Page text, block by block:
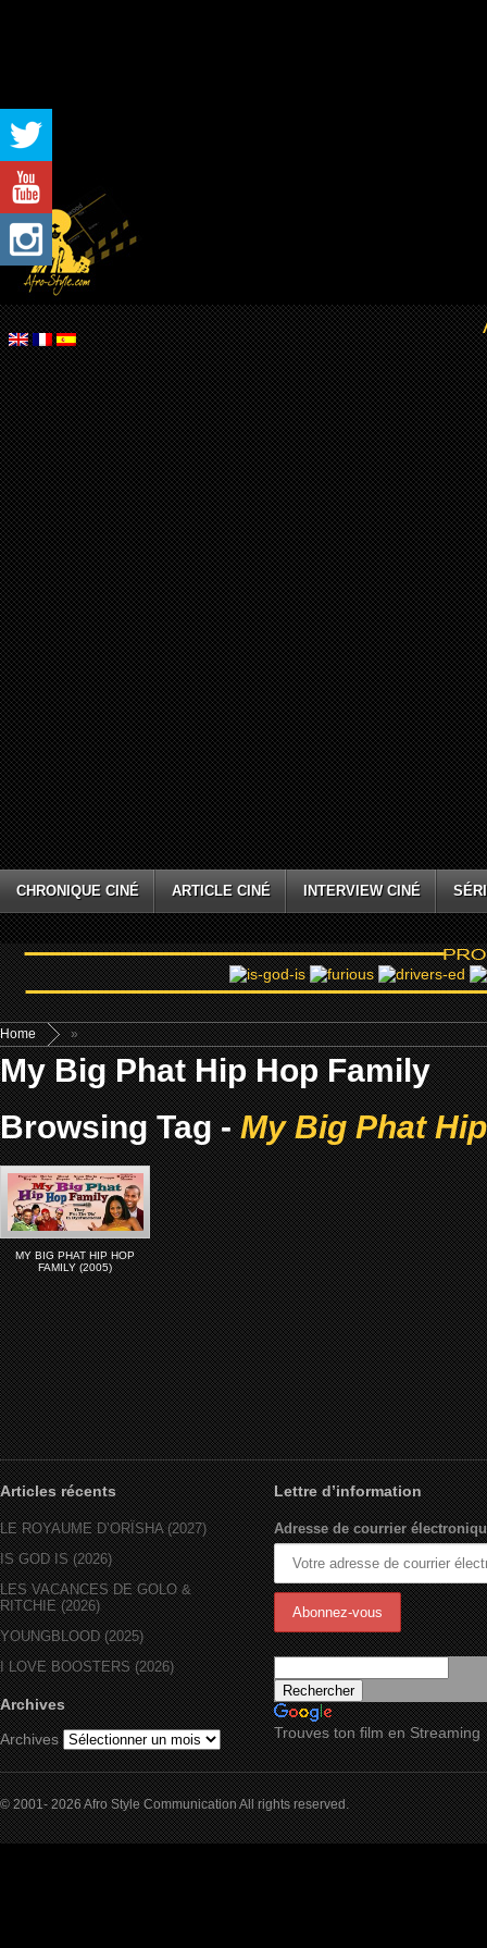
CHRONIQUE CINÉ ARTICLE CINÉ INTERVIEW CINÉ
Home »
My Big Phat Hip Hop Family
Browsing Tag -My Big Phat
MY BIG PHAT HIP HOP
FAMILY (2005)
Articles récents
LE ROYAUME D’ORÏSHA (2027)
IS GOD IS (2026)
LES VACANCES DE GOLO &
RITCHIE (2026)
YOUNGBLOOD (2025)
I LOVE BOOSTERS (2026)
Archives
Archives
Lettre d’information
Adresse de courrier
Trouves ton film en Streaming
© 2001- 2026 Afro Style Communication All rights reserved.